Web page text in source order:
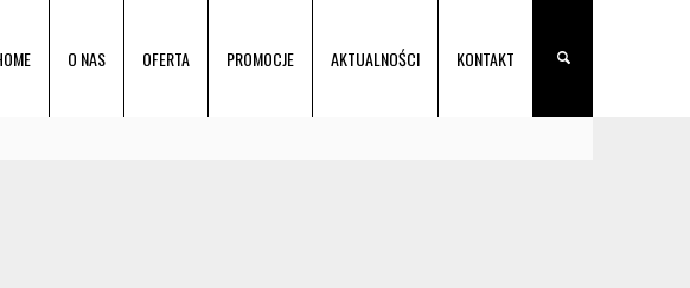
O NAS OFERTA PROMOCJE AKTUALNOŚCI KONTAKT